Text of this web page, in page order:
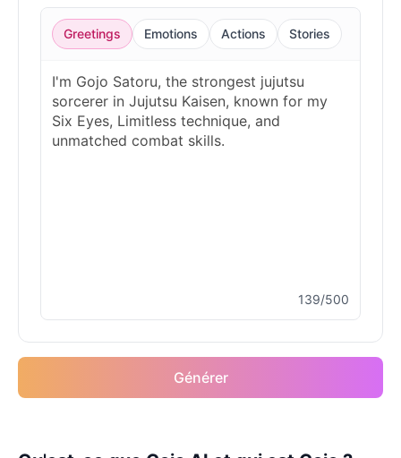
BMO
Bonzi Buddy
Male @PeachyCloud
Caillou
@ByteFlow
Greetings Emotions Actions Stories
139/500
Générer